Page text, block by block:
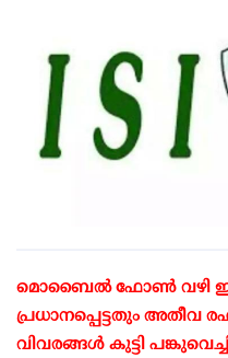
മൊബൈല്‍ ഫോണ്‍ വഴി
പ്രധാനപ്പെട്ടതും അതീവ
വിവരങ്ങള്‍ കുട്ടി